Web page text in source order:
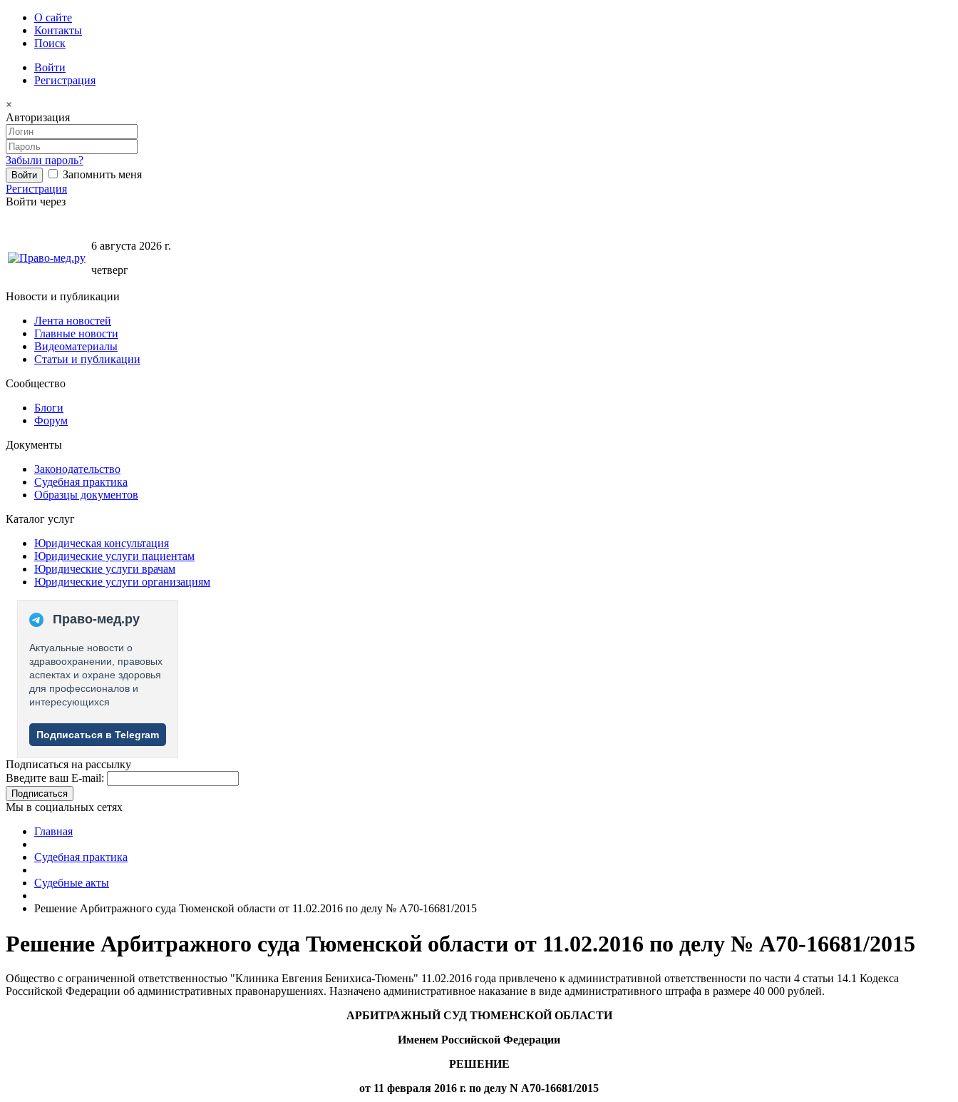
О сайте
Контакты
Поиск
Войти
Регистрация
×
Авторизация
Забыли пароль?
Запомнить меня
Регистрация
Войти через
6 августа 2026 г.
четверг
Новости и публикации
Лента новостей
Главные новости
Видеоматериалы
Статьи и публикации
Сообщество
Блоги
Форум
Документы
Законодательство
Судебная практика
Образцы документов
Каталог услуг
Юридическая консультация
Юридические услуги пациентам
Юридические услуги врачам
Юридические услуги организациям
Право-мед.ру
Актуальные новости о
здравоохранении, правовых
аспектах и охране здоровья
для профессионалов и
интересующихся
Подписаться в Telegram
Подписаться на рассылку
Введите ваш E-mail:
Подписаться
Мы в социальных сетях
Главная
Судебная практика
Судебные акты
Решение Арбитражного суда Тюменской области от 11.02.2016 по делу № А70-16681/2015
Решение Арбитражного суда Тюменской области от 11.02.2016 по делу № А70-16681/2015
Общество с ограниченной ответственностью "Клиника Евгения Бенихиса-Тюмень" 11.02.2016 года привлечено к административной ответственности по части 4 статьи 14.1 Кодекса
Российской Федерации об административных правонарушениях. Назначено административное наказание в виде административного штрафа в размере 40 000 рублей.
АРБИТРАЖНЫЙ СУД ТЮМЕНСКОЙ ОБЛАСТИ
Именем Российской Федерации
РЕШЕНИЕ
от 11 февраля 2016 г. по делу N А70-16681/2015